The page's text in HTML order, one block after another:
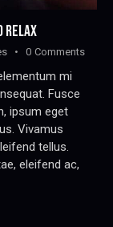
RELAX
0 Comments
mi
Fusce
ipsum eget
Vivamus
tellus.
eleifend ac,